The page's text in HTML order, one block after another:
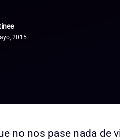
2015
no nos pase nada de